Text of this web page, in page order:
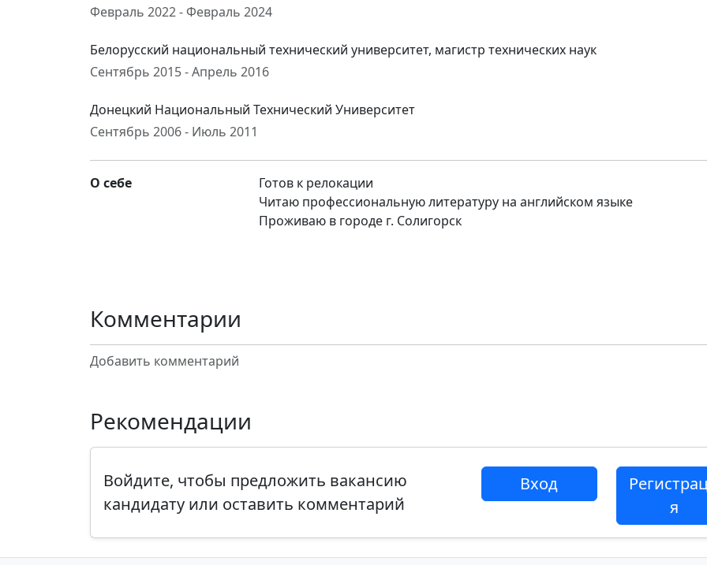
Февраль 2022 - Февраль 2024
Белорусский национальный технический университет, магистр технических наук
Сентябрь 2015 - Апрель 2016
Донецкий Национальный Технический Университет
Сентябрь 2006 - Июль 2011
О себе
Готов к релокации
Читаю профессиональную литературу на английском языке
Проживаю в городе г. Солигорск
Комментарии
Добавить комментарий
Рекомендации
Войдите, чтобы предложить вакансию
кандидату или оставить комментарий
Вход
я